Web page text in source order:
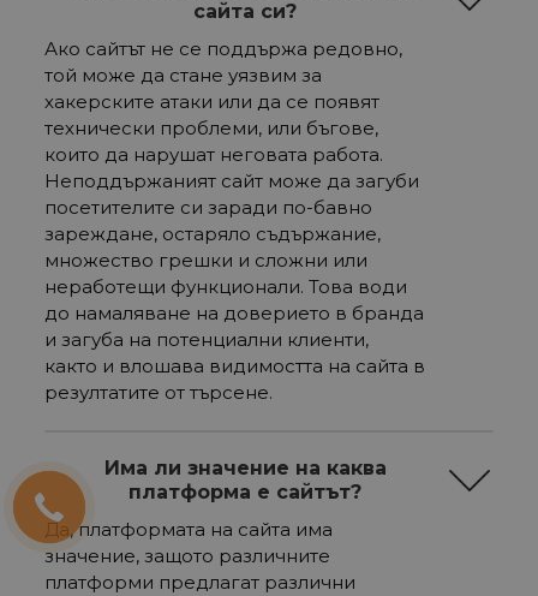
сайта си?
Ако сайтът не се поддържа редовно,
той може да стане уязвим за
хакерските атаки или да се появят
технически проблеми, или бъгове,
които да нарушат неговата работа.
Неподдържаният сайт може да загуби
посетителите си заради по-бавно
зареждане, остаряло съдържание,
множество грешки и сложни или
неработещи функционали. Това води
до намаляване на доверието в бранда
и загуба на потенциални клиенти,
както и влошава видимостта на сайта в
резултатите от търсене.
Има ли значение на каква
платформа е сайтът?
Да, платформата на сайта има
значение, защото различните
платформи предлагат различни